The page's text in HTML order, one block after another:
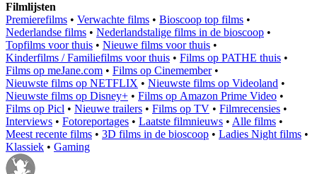
Filmlijsten
Premierefilms • Verwachte films • Bioscoop top films •
Nederlandse films • Nederlandstalige films in de bioscoop •
Topfilms voor thuis • Nieuwe films voor thuis •
Kinderfilms / Familiefilms voor thuis • Films op PATHE thuis •
Films op meJane.com • Films op Cinemember•
Nieuwste films op NETFLIX • Nieuwste films op Videoland •
Nieuwste films op Disney+ • Films op Amazon Prime Video •
Films op Picl • Nieuwe trailers • Films op TV • Filmrecensies •
Interviews • Fotoreportages • Laatste filmnieuws • Alle films •
Meest recente films • 3D films in de bioscoop • Ladies Night films •
Klassiek • Gaming